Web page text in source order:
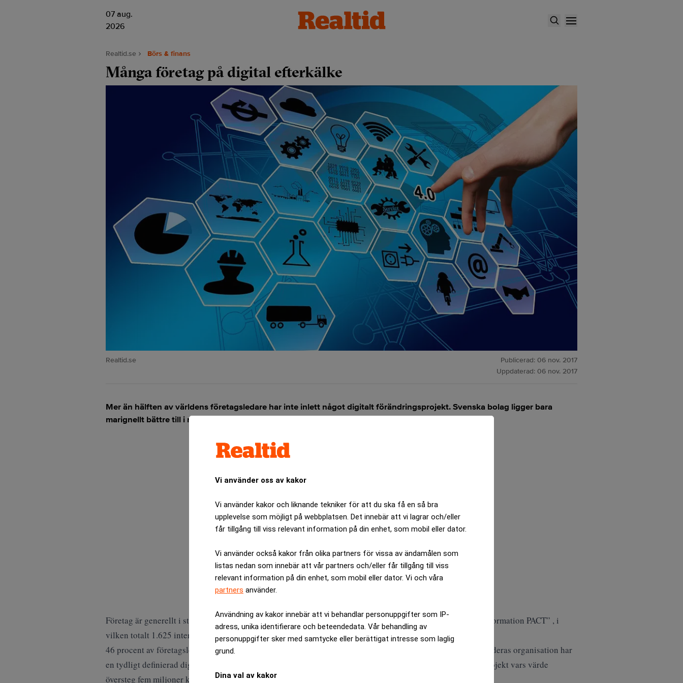
Vi använder oss av kakor
Vi använder kakor och liknande tekniker för att du ska få en så bra
upplevelse som möjligt på webbplatsen. Det innebär att vi lagrar och/eller
får tillgång till viss relevant information på din enhet, som mobil eller dator.
Vi använder också kakor från olika partners för vissa av ändamålen som
listas nedan som innebär att vår partners och/eller får tillgång till viss
relevant information på din enhet, som mobil eller dator. Vi och våra
partners använder.
Användning av kakor innebär att vi behandlar personuppgifter som IP-
adress, unika identifierare och beteendedata. Vår behandling av
personuppgifter sker med samtycke eller berättigat intresse som laglig
grund.
Dina val av kakor
07 aug.
2026
Realtid.se Börs & finans
Många företag på digital efterkälke
Realtid.se Publicerad: 06 nov. 2017
Uppdaterad: 06 nov. 2017
Mer än hälften av världens företagsledare har inte inlett något digitalt förändringsprojekt. Svenska bolag ligger bara
marignellt bättre till i ny rapport från Fujitsu.
Företag är generellt i stort behov av digital transformation, enligt Fujitsus undersökning ”The Digital Transformation PACT” , i
vilken totalt 1.625 internationella företagsledare deltagit.
46 procent av företagsledarna uppger att de påbörjat ett digitalt förändringsprojekt och nio av tio svarar att deras organisation har
en tydligt definierad digital strategi. Samtidigt uppger över 60 procent att de i förtid avvecklat ett digitalt projekt vars värde
översteg fem miljoner kronor.